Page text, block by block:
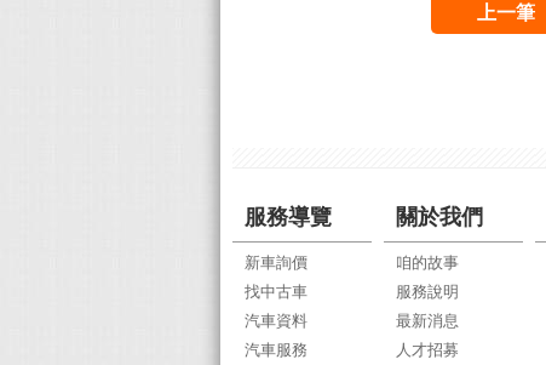
上一筆
服務導覽
新車詢價
找中古車
汽車資料
汽車服務
關於我們
咱的故事
服務說明
最新消息
人才招募